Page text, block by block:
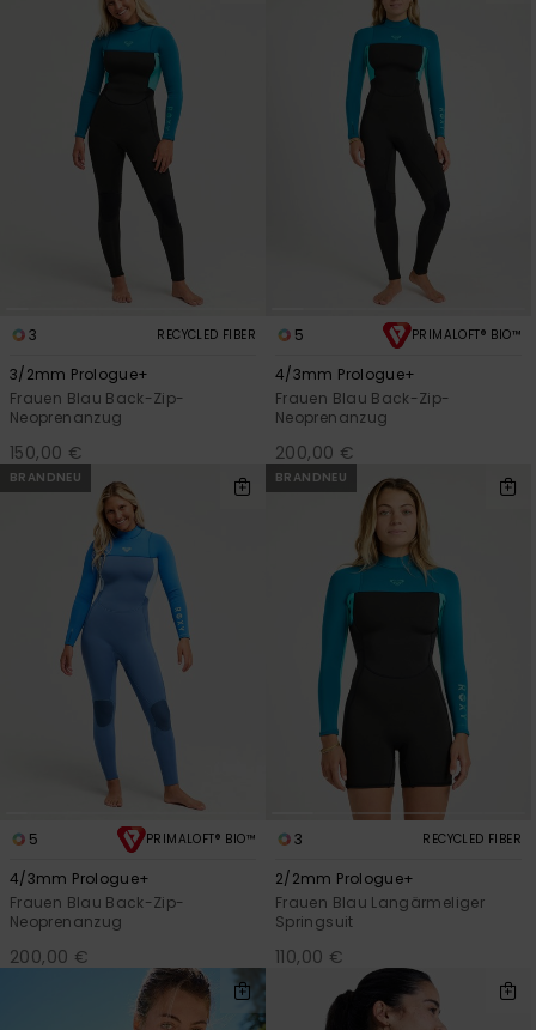
3 RECYCLED FIBER
3/2mm Prologue+
Frauen Blau Back-Zip-
Neoprenanzug
150,00 €
5 PRIMALOFT® BIO™
4/3mm Prologue+
Frauen Blau Back-Zip-
Neoprenanzug
200,00 €
BRANDNEU
5 PRIMALOFT® BIO™
4/3mm Prologue+
Frauen Blau Back-Zip-
Neoprenanzug
200,00 €
BRANDNEU
3 RECYCLED FIBER
2/2mm Prologue+
Frauen Blau Langärmeliger
Springsuit
110,00 €